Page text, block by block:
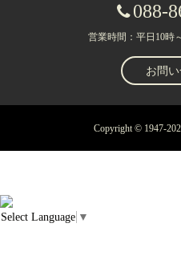
088-
営業時間：平日10時
お問
Copyright © 1947-
Select Language ▼